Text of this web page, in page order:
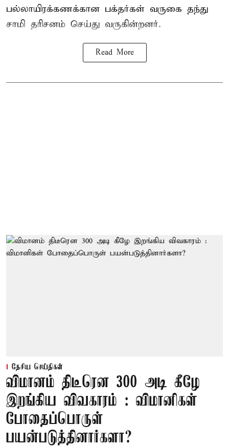
பல்லாயிரக்கணக்கான பக்தர்கள் வருகை தந்து
சாமி தரிசனம் செய்து வருகின்றனர்.
Read More
தேசிய செய்திகள்
விமானம் திடீரென 300 அடி கீழே
இறங்கிய விவகாரம் : விமானிகள்
போதைப்பொருள்
பயன்படுத்தினார்களா?